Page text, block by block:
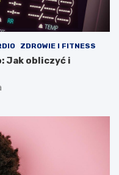
ZDROWIE I FITNESS
Jak obliczyć i